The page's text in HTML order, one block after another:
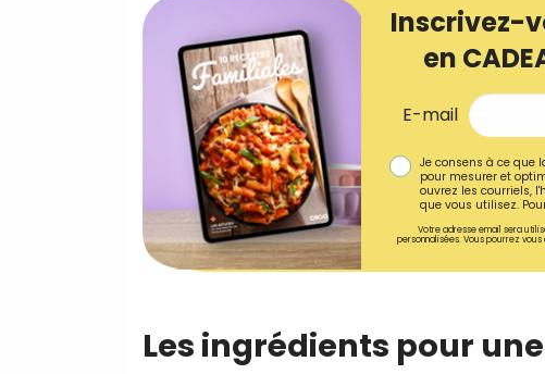
Inscrivez-
en
E-mail
Je consens à ce que
pour mesurer et
ouvrez les courriels,
que vous utilisez.
Votre adresse email sera
personnalisées. Vous pourrez
Les ingrédients pour